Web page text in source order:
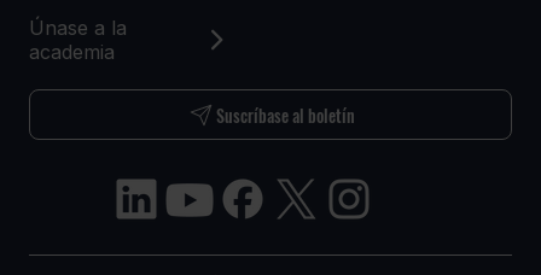
Únase a la
academia
Suscríbase al boletín